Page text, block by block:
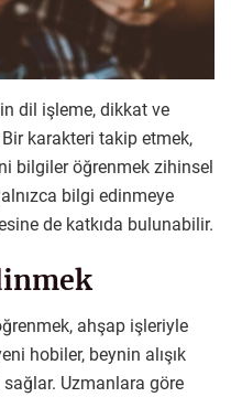
dil işleme, dikkat ve
karakteri takip etmek,
bilgiler öğrenmek zihinsel
bilgi edinmeye
de katkıda bulunabilir.
ahşap işleriyle
hobiler, beynin alışık
Uzmanlara göre